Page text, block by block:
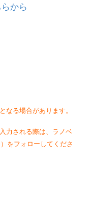
から
なる場合があります。
力される際は、ラノベ
）をフォローしてくださ